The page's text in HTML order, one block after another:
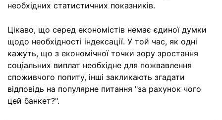
необхідних статистичних показників.
Цікаво, що серед економістів немає єдиної думки
щодо необхідності індексації. У той час, як одні
кажуть, що з економічної точки зору зростання
соціальних виплат необхідне для пожвавлення
споживчого попиту, інші закликають згадати
відповідь на популярне питання "за рахунок чого
цей банкет?".